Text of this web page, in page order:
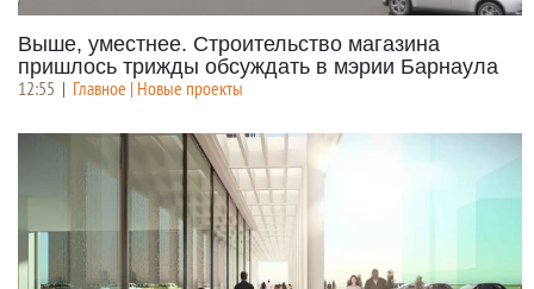
Выше, уместнее. Строительство магазина
пришлось трижды обсуждать в мэрии Барнаула
12:55 | Главное | Новые проекты